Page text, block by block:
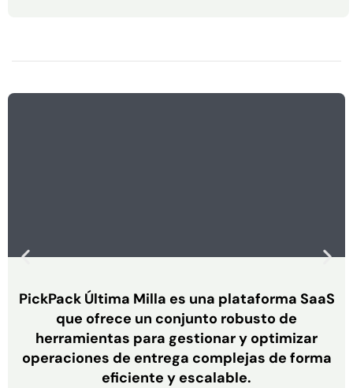
PickPack Última Milla es una plataforma SaaS
que ofrece un conjunto robusto de
herramientas para gestionar y optimizar
operaciones de entrega complejas de forma
eficiente y escalable.